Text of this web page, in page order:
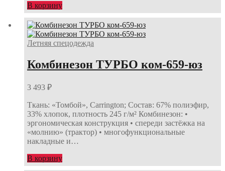
В корзину
Летняя спецодежда
Комбинезон ТУРБО ком-659-юз
3 493 ₽
Ткань: «Томбой», Carrington; Состав: 67% полиэфир,
33% хлопок, плотность 245 г/м² Комбинезон: •
эргономическая конструкция • спереди застёжка на
«молнию» (трактор) • многофункциональные
накладные и…
В корзину